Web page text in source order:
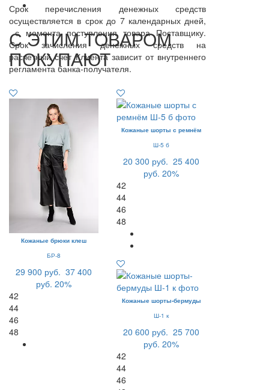
Срок перечисления денежных средств
осуществляется в срок до 7 календарных дней,
с момента поступления товара Поставщику.
Срок зачисления денежных средств на
расчетный счет Клиента зависит от внутреннего
регламента банка-получателя.
С ЭТИМ ТОВАРОМ
ПОКУПАЮТ
Кожаные брюки клеш
БР-8
29 900 руб. 37 400
руб. 20%
42
44
46
48
Кожаные шорты с ремнём
Ш-5 б
20 300 руб. 25 400
руб. 20%
42
44
46
48
Кожаные шорты-бермуды
Ш-1 к
20 600 руб. 25 700
руб. 20%
42
44
46